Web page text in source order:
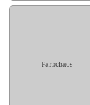
Farbchaos